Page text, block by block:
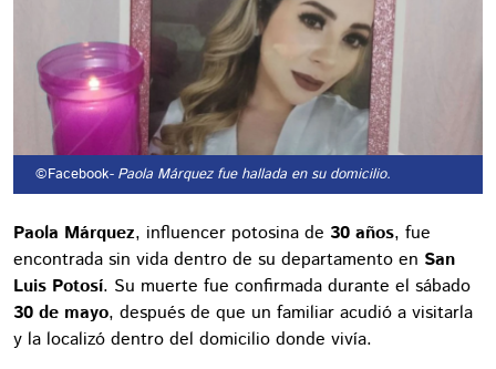
©Facebook- Paola Márquez fue hallada en su domicilio.
Paola Márquez, influencer potosina de 30 años, fue
encontrada sin vida dentro de su departamento en San
Luis Potosí. Su muerte fue confirmada durante el sábado
30 de mayo, después de que un familiar acudió a visitarla
y la localizó dentro del domicilio donde vivía.